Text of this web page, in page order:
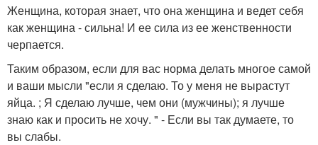
Женщина, которая знает, что она женщина и ведет себя
как женщина - сильна! И ее сила из ее женственности
черпается.
Таким образом, если для вас норма делать многое самой
и ваши мысли "если я сделаю. То у меня не вырастут
яйца. ; Я сделаю лучше, чем они (мужчины); я лучше
знаю как и просить не хочу. " - Если вы так думаете, то
вы слабы.